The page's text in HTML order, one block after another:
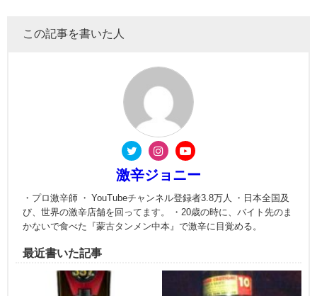
この記事を書いた人
激辛ジョニー
・プロ激辛師 ・ YouTubeチャンネル登録者3.8万人 ・日本全国及
び、世界の激辛店舗を回ってます。 ・20歳の時に、バイト先のま
かないで食べた『蒙古タンメン中本』で激辛に目覚める。
最近書いた記事